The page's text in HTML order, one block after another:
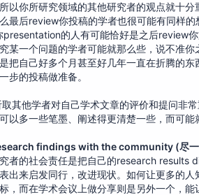
以你所研究领域的其他研究者的观点就十
最后review你投稿的学者也很可能有同样
presentation的人有可能恰好是之后review
某一个问题的学者可能就那么些，说不准
把自己好多个月甚至好几年一直在折腾的
步的投稿做准备。
其他学者对自己学术文章的评价和提问非
以多一些笔墨、阐述得更清楚一些，而可
findings with the community (尽一
者的社会责任是把自己的research results
出来启发同行，改进现状。如何让更多的
，而在学术会议上做分享则是另外一个，